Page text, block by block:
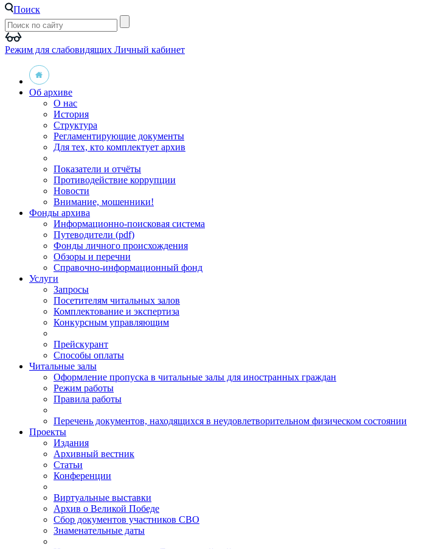
Поиск
Режим для слабовидящих Личный кабинет
Об архиве
О нас
История
Структура
Регламентирующие документы
Для тех, кто комплектует архив
Показатели и отчёты
Противодействие коррупции
Новости
Внимание, мошенники!
Фонды архива
Информационно-поисковая система
Путеводители (pdf)
Фонды личного происхождения
Обзоры и перечни
Справочно-информационный фонд
Услуги
Запросы
Посетителям читальных залов
Комплектование и экспертиза
Конкурсным управляющим
Прейскурант
Способы оплаты
Читальные залы
Оформление пропуска в читальные залы для иностранных граждан
Режим работы
Правила работы
Перечень документов, находящихся в неудовлетворительном физическом состоянии
Проекты
Издания
Архивный вестник
Статьи
Конференции
Виртуальные выставки
Архив о Великой Победе
Сбор документов участников СВО
Знаменательные даты